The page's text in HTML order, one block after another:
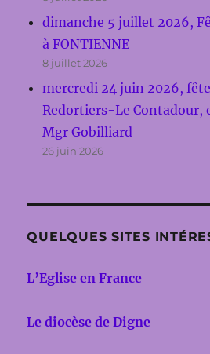
dimanche 5 juillet 2026,
à FONTIENNE
8 juillet 2026
mercredi 24 juin 2026,
Redortiers-Le Contadour,
Mgr Gobilliard
26 juin 2026
QUELQUES SITES
L’Eglise en France
Le diocèse de Digne